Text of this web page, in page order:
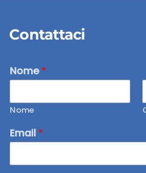
Contattaci
Nome*
Nome
Email *